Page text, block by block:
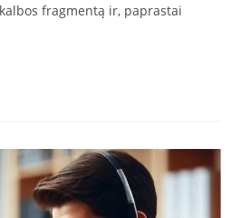
fragmentą ir, paprastai